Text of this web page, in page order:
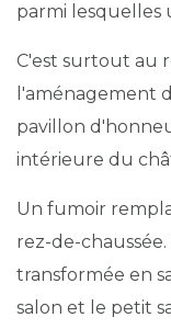
parmi lesquelles
C'est surtout au
l'aménagement
pavillon
intérieure du
Un fumoir
rez-de-
transformée en
salon et le petit